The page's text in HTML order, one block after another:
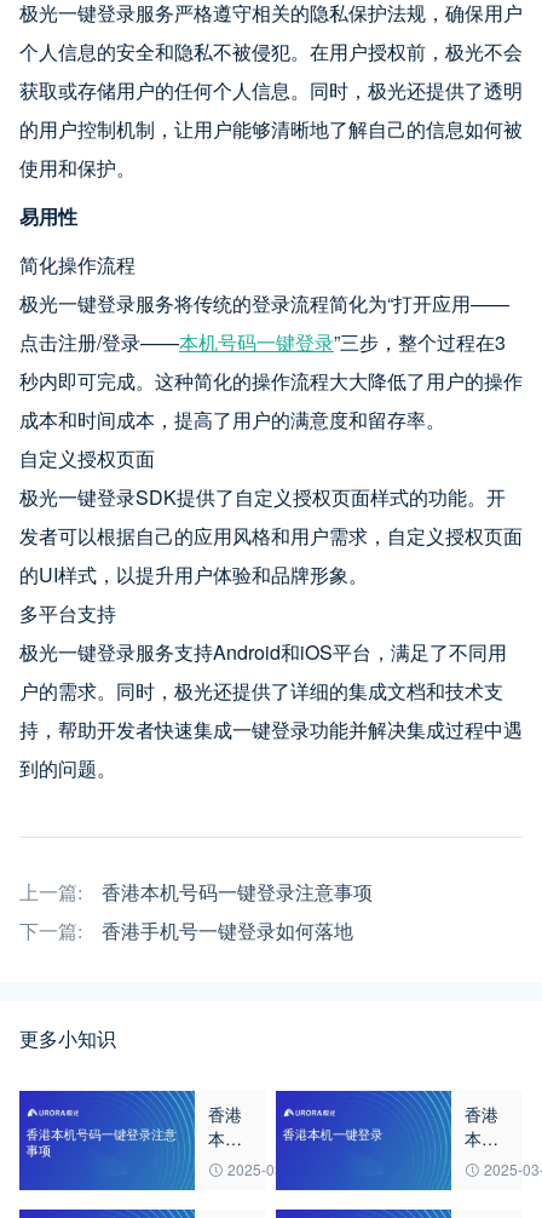
极光一键登录服务严格遵守相关的隐私保护法规，确保用户
个人信息的安全和隐私不被侵犯。在用户授权前，极光不会
获取或存储用户的任何个人信息。同时，极光还提供了透明
的用户控制机制，让用户能够清晰地了解自己的信息如何被
使用和保护。
易用性
简化操作流程
极光一键登录服务将传统的登录流程简化为“打开应用——
点击注册/登录——本机号码一键登录”三步，整个过程在3
秒内即可完成。这种简化的操作流程大大降低了用户的操作
成本和时间成本，提高了用户的满意度和留存率。
自定义授权页面
极光一键登录SDK提供了自定义授权页面样式的功能。开
发者可以根据自己的应用风格和用户需求，自定义授权页面
的UI样式，以提升用户体验和品牌形象。
多平台支持
极光一键登录服务支持Android和iOS平台，满足了不同用
户的需求。同时，极光还提供了详细的集成文档和技术支
持，帮助开发者快速集成一键登录功能并解决集成过程中遇
到的问题。
上一篇:
香港本机号码一键登录注意事项
下一篇:
香港手机号一键登录如何落地
更多小知识
香港
本机
号码2025-03-23
香港
本机
一键2025-